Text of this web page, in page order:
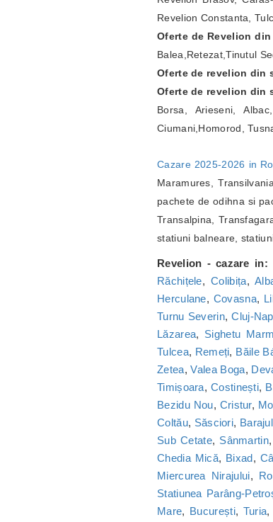
Revelion Constanta,
Oferte de Revelion
Balea,Retezat,Tinutul
Oferte de revelion din
Oferte de revelion din
Borsa, Arieseni,
Ciumani,Homorod,
Cazare 2025-2026 in
Maramures,
pachete de odihna si
Transalpina,
statiuni balneare,
Revelion - cazare in:
Răchițele,Colibița,
Herculane, Covasna,
Turnu Severin,Cluj-
Lăzarea, Sighetu
Tulcea, Remeți, Băile
Zetea,Valea Boga,
Timișoara, Costinești,
Bezidu Nou, Cristur,
Coltău, Săsciori,
Sub Cetate, Sânmartin,
Chedia Mică, Bixad,
Miercurea Nirajului,
Statiunea Parâng-
Mare, București, Turia